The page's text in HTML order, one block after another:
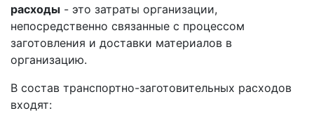
расходы - это затраты организации,
непосредственно связанные с процессом
заготовления и доставки материалов в
организацию.
В состав транспортно-заготовительных расходов
входят: